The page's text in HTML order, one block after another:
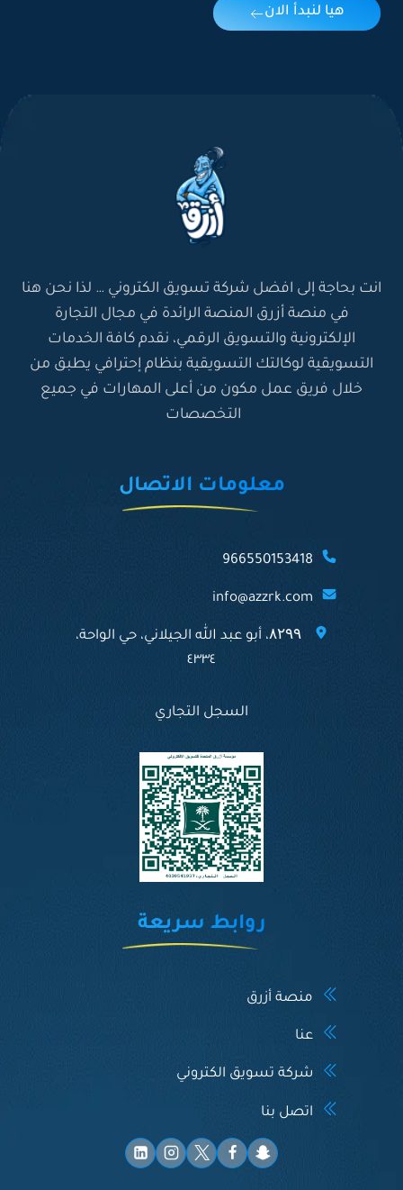
هيا لنبدأ الان
انت بحاجة إلى افضل شركة تسويق الكتروني … لذا نحن هنا
في منصة أزرق المنصة الرائدة في مجال التجارة
الإلكترونية والتسويق الرقمي، نقدم كافة الخدمات
التسويقية لوكالتك التسويقية بنظام إحترافي يطبق من
خلال فريق عمل مكون من أعلى المهارات في جميع
التخصصات
معلومات الاتصال
966550153418
info@azzrk.com
۸۲۹۹، أبو عبد الله الجيلاني، حي الواحة،
٤٣٣٤
السجل التجاري
روابط سريعة
منصة أزرق
عنا
شركة تسويق الكتروني
اتصل بنا